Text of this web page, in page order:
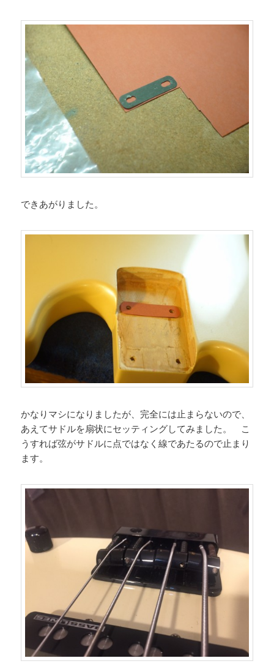
できあがりました。
かなりマシになりましたが、完全には止まらないので、
あえてサドルを扇状にセッティングしてみました。 こ
うすれば弦がサドルに点ではなく線であたるので止まり
ます。